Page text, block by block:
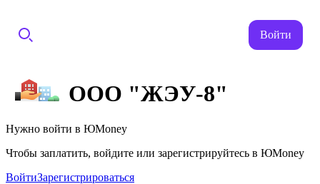
Войти
ООО "ЖЭУ-8"
Нужно войти в ЮMoney
Чтобы заплатить, войдите или зарегистрируйтесь в ЮMoney
ВойтиЗарегистрироваться